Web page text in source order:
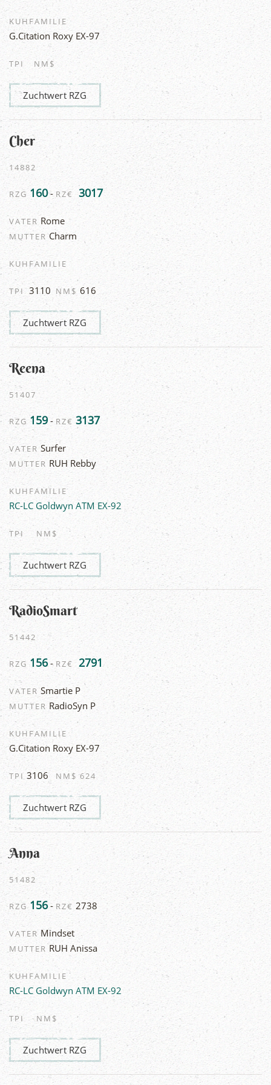
KUHFAMILIE
G.Citation Roxy EX-97
TPI NM$
Zuchtwert RZG
Cher
14882
RZG 160- RZ€ 3017
VATER Rome
MUTTER Charm
KUHFAMILIE
TPI 3110 NM$ 616
Zuchtwert RZG
Reena
51407
RZG 159 - RZ€ 3137
VATER Surfer
MUTTER RUH Rebby
KUHFAMILIE
RC-LC Goldwyn ATM EX-92
TPI NM$
Zuchtwert RZG
RadioSmart
51442
RZG 156- RZ€ 2791
VATER Smartie P
MUTTER RadioSyn P
KUHFAMILIE
G.Citation Roxy EX-97
TPI 3106 NM$ 624
Zuchtwert RZG
Anna
51482
RZG 156- RZ€ 2738
VATER Mindset
MUTTERRUH Anissa
KUHFAMILIE
RC-LC Goldwyn ATM EX-92
TPI NM$
Zuchtwert RZG